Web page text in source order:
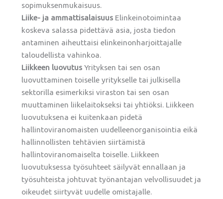
sopimuksenmukaisuus.
Liike- ja ammattisalaisuus Elinkeinotoimintaa
koskeva salassa pidettävä asia, josta tiedon
antaminen aiheuttaisi elinkeinonharjoittajalle
taloudellista vahinkoa.
Liikkeen luovutus Yrityksen tai sen osan
luovuttaminen toiselle yritykselle tai julkisella
sektorilla esimerkiksi viraston tai sen osan
muuttaminen liikelaitokseksi tai yhtiöksi. Liikkeen
luovutuksena ei kuitenkaan pidetä
hallintoviranomaisten uudelleenorganisointia eikä
hallinnollisten tehtävien siirtämistä
hallintoviranomaiselta toiselle. Liikkeen
luovutuksessa työsuhteet säilyvät ennallaan ja
työsuhteista johtuvat työnantajan velvollisuudet ja
oikeudet siirtyvät uudelle omistajalle.